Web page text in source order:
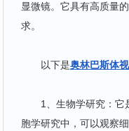
显微镜。它具有高质量
求。
以下是奥林巴斯体
1、生物学研究：它是
胞学研究中，可以观察